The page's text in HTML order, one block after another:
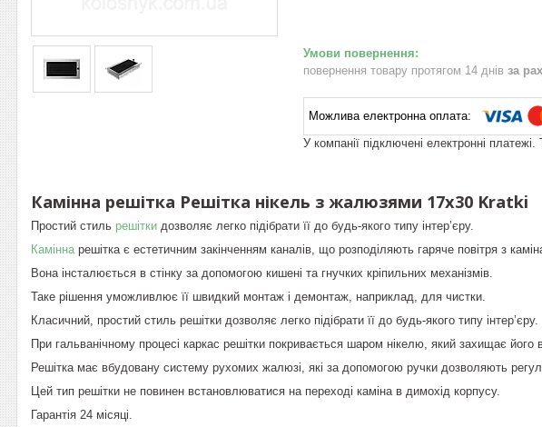
повернення товару протягом 14 днів за
У компанії підключені електронні
Камінна решітка Решітка нікель з жалюзями 17x30 Kratki
Простий стиль решітки дозволяє легко підібрати її до будь-якого типу інтер’єру.
Камінна решітка є естетичним закінченням каналів, що розподіляють гаряче повітря з
Вона інсталюється в стінку за допомогою кишені та гнучких кріпильних механізмів.
Таке рішення уможливлює її швидкий монтаж і демонтаж, наприклад, для чистки.
Класичний, простий стиль решітки дозволяє легко підібрати її до будь-якого типу інтер’єру.
При гальванічному процесі каркас решітки покривається шаром нікелю, який захищає його
Решітка має вбудовану систему рухомих жалюзі, які за допомогою ручки дозволяють
Цей тип решітки не повинен встановлюватися на переході каміна в димохід корпусу.
Гарантія 24 місяці.